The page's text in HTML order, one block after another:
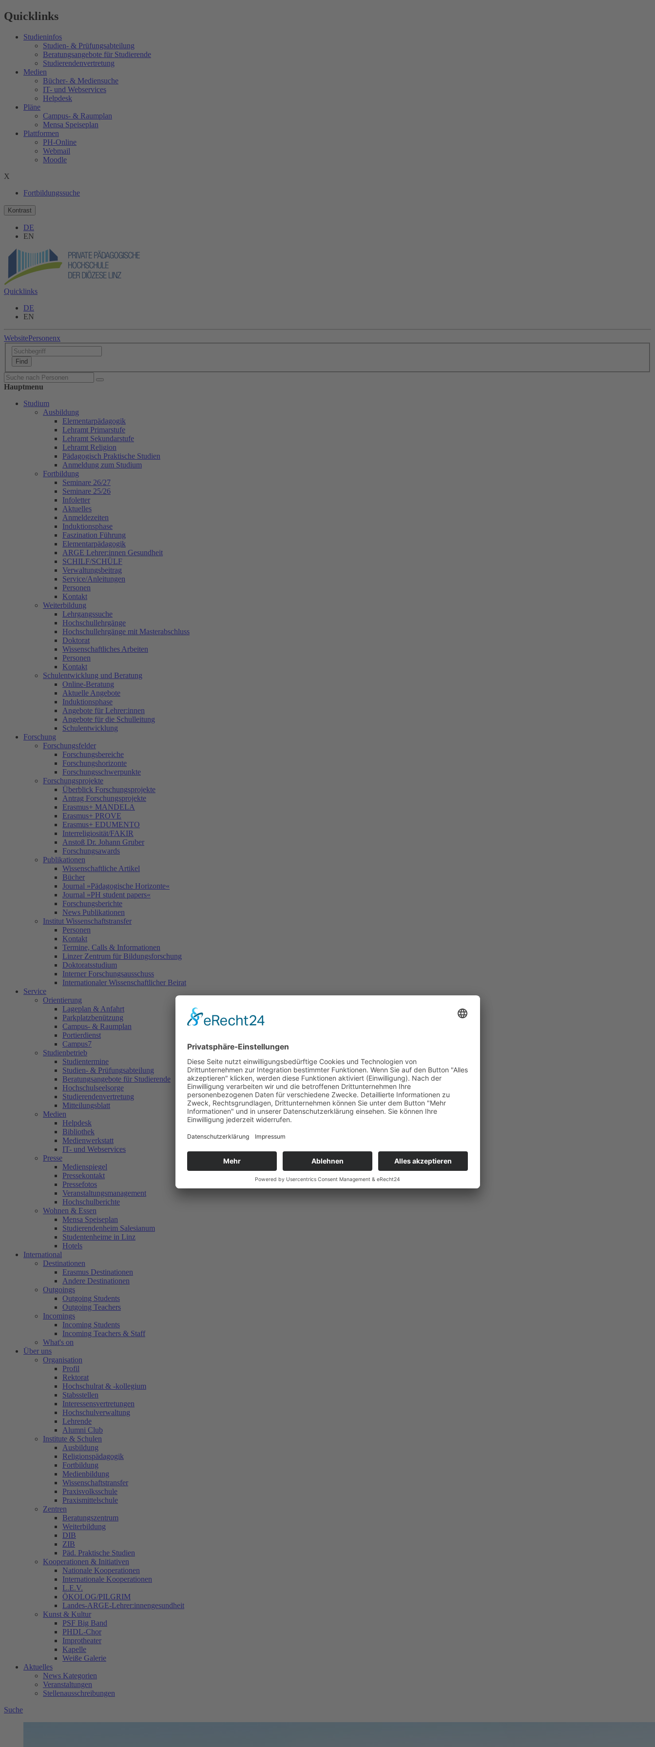
Quicklinks
Studieninfos
Studien- & Prüfungsabteilung
Beratungsangebote für Studierende
Studierendenvertretung
Medien
Bücher- & Mediensuche
IT- und Webservices
Helpdesk
Pläne
Campus- & Raumplan
Mensa Speiseplan
Plattformen
PH-Online
Webmail
Moodle
X
Fortbildungssuche
Kontrast
DE
EN
Quicklinks
DE
EN
WebsitePersonenx
Hauptmenu
Studium
Ausbildung
Elementarpädagogik
Lehramt Primarstufe
Lehramt Sekundarstufe
Lehramt Religion
Pädagogisch Praktische Studien
Anmeldung zum Studium
Fortbildung
Seminare 26/27
Seminare 25/26
Infoletter
Aktuelles
Anmeldezeiten
Induktionsphase
Faszination Führung
Elementarpädagogik
ARGE Lehrer:innen Gesundheit
SCHILF/SCHÜLF
Verwaltungsbeitrag
Service/Anleitungen
Personen
Kontakt
Weiterbildung
Lehrgangssuche
Hochschullehrgänge
Hochschullehrgänge mit Masterabschluss
Doktorat
Wissenschaftliches Arbeiten
Personen
Kontakt
Schulentwicklung und Beratung
Online-Beratung
Aktuelle Angebote
Induktionsphase
Angebote für Lehrer:innen
Angebote für die Schulleitung
Schulentwicklung
Forschung
Forschungsfelder
Forschungsbereiche
Forschungshorizonte
Forschungsschwerpunkte
Forschungsprojekte
Überblick Forschungsprojekte
Antrag Forschungsprojekte
Erasmus+ MANDELA
Erasmus+ PROVE
Erasmus+ EDUMENTO
Interreligiosität/FAKIR
Anstoß Dr. Johann Gruber
Forschungsawards
Publikationen
Wissenschaftliche Artikel
Bücher
Journal »Pädagogische Horizonte«
Journal »PH student papers«
Forschungsberichte
News Publikationen
Institut Wissenschaftstransfer
Personen
Kontakt
Termine, Calls & Informationen
Linzer Zentrum für Bildungsforschung
Doktoratsstudium
Interner Forschungsausschuss
Internationaler Wissenschaftlicher Beirat
Service
Orientierung
Lageplan & Anfahrt
Parkplatzbenützung
Campus- & Raumplan
Portierdienst
Campus7
Studienbetrieb
Studientermine
Studien- & Prüfungsabteilung
Beratungsangebote für Studierende
Hochschulseelsorge
Studierendenvertretung
Mitteilungsblatt
Medien
Helpdesk
Bibliothek
Medienwerkstatt
IT- und Webservices
Presse
Medienspiegel
Pressekontakt
Pressefotos
Veranstaltungsmanagement
Hochschulberichte
Wohnen & Essen
Mensa Speiseplan
Studierendenheim Salesianum
Studentenheime in Linz
Hotels
International
Destinationen
Erasmus Destinationen
Andere Destinationen
Outgoings
Outgoing Students
Outgoing Teachers
Incomings
Incoming Students
Incoming Teachers & Staff
What's on
Über uns
Organisation
Profil
Rektorat
Hochschulrat & -kollegium
Stabsstellen
Interessensvertretungen
Hochschulverwaltung
Lehrende
Alumni Club
Institute & Schulen
Ausbildung
Religionspädagogik
Fortbildung
Medienbildung
Wissenschaftstransfer
Praxisvolksschule
Praxismittelschule
Zentren
Beratungszentrum
Weiterbildung
DIB
ZIB
Päd. Praktische Studien
Kooperationen & Initiativen
Nationale Kooperationen
Internationale Kooperationen
L.E.V.
ÖKOLOG/PILGRIM
Landes-ARGE-Lehrer:innengesundheit
Kunst & Kultur
PSF Big Band
PHDL-Chor
Improtheater
Kapelle
Weiße Galerie
Aktuelles
News Kategorien
Veranstaltungen
Stellenausschreibungen
Suche